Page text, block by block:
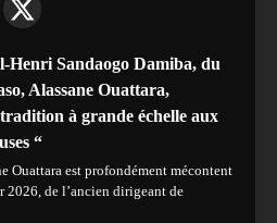
Henri Sandaogo Damiba, du
Alassane Ouattara,
à grande échelle aux
“
Ouattara est profondément mécontent
de l’ancien dirigeant de